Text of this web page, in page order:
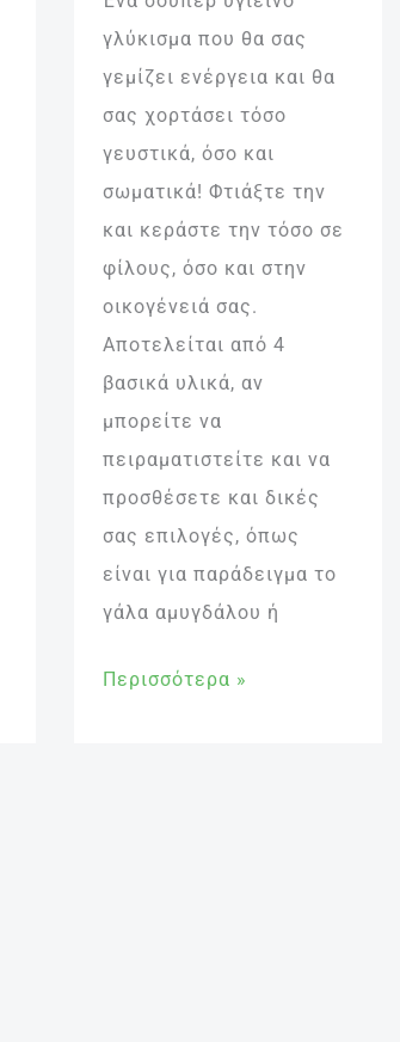
γλύκισμα που θα σας
γεμίζει ενέργεια και θα
σας χορτάσει τόσο
γευστικά, όσο και
σωματικά! Φτιάξτε την
και κεράστε την τόσο σε
φίλους, όσο και στην
οικογένειά σας.
Αποτελείται από 4
βασικά υλικά, αν
μπορείτε να
πειραματιστείτε και να
προσθέσετε και δικές
σας επιλογές, όπως
είναι για παράδειγμα το
γάλα αμυγδάλου ή
Περισσότερα »